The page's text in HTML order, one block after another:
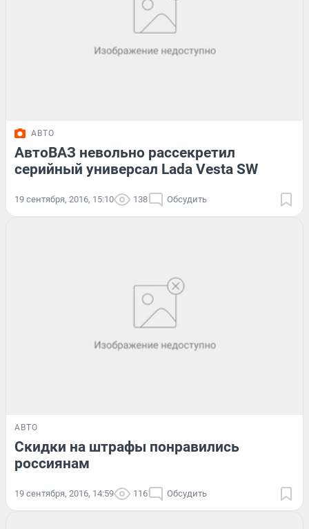
АВТО
АвтоВАЗ невольно рассекретил
серийный универсал Lada Vesta SW
19 сентября, 2016, 15:10 138 Обсудить
АВТО
Скидки на штрафы понравились
россиянам
19 сентября, 2016, 14:59 116 Обсудить